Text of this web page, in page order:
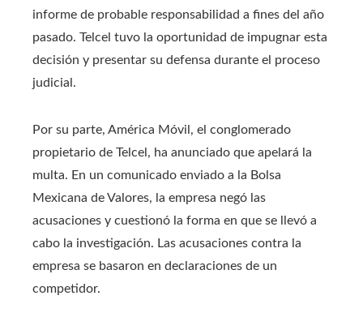
informe de probable responsabilidad a fines del año
pasado. Telcel tuvo la oportunidad de impugnar esta
decisión y presentar su defensa durante el proceso
judicial.
Por su parte, América Móvil, el conglomerado
propietario de Telcel, ha anunciado que apelará la
multa. En un comunicado enviado a la Bolsa
Mexicana de Valores, la empresa negó las
acusaciones y cuestionó la forma en que se llevó a
cabo la investigación. Las acusaciones contra la
empresa se basaron en declaraciones de un
competidor.